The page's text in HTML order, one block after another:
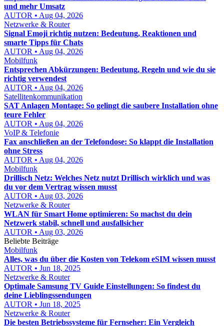
und mehr Umsatz
AUTOR • Aug 04, 2026
Netzwerke & Router
Signal Emoji richtig nutzen: Bedeutung, Reaktionen und
smarte Tipps für Chats
AUTOR • Aug 04, 2026
Mobilfunk
Entsprechen Abkürzungen: Bedeutung, Regeln und wie du sie
richtig verwendest
AUTOR • Aug 04, 2026
Satellitenkommunikation
SAT Anlagen Montage: So gelingt die saubere Installation ohne
teure Fehler
AUTOR • Aug 04, 2026
VoIP & Telefonie
Fax anschließen an der Telefondose: So klappt die Installation
ohne Stress
AUTOR • Aug 04, 2026
Mobilfunk
Drillisch Netz: Welches Netz nutzt Drillisch wirklich und was
du vor dem Vertrag wissen musst
AUTOR • Aug 03, 2026
Netzwerke & Router
WLAN für Smart Home optimieren: So machst du dein
Netzwerk stabil, schnell und ausfallsicher
AUTOR • Aug 03, 2026
Beliebte Beiträge
Mobilfunk
Alles, was du über die Kosten von Telekom eSIM wissen musst
AUTOR • Jun 18, 2025
Netzwerke & Router
Optimale Samsung TV Guide Einstellungen: So findest du
deine Lieblingssendungen
AUTOR • Jun 18, 2025
Netzwerke & Router
Die besten Betriebssysteme für Fernseher: Ein Vergleich